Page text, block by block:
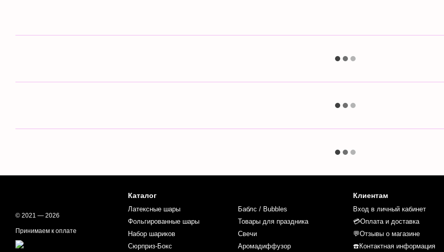
© 2021 — 2026
Принимаем к оплате
Каталог
Латексные шары
Фольгированные шары
Набор шариков
Сюрприз-Бокс
Баблс / Bubbles
Товары для праздника
Свечи
Аромадиффузор
Клиентам
Вход в личный кабинет
💳Оплата и доставка
💬Отзывы о магазине
☎️Контактная информация